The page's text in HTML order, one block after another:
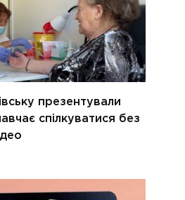
презентували
спілкуватися без